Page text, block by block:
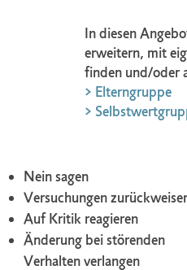
In diesen
erweitern, mit
finden und/oder
> Elterngruppe
>
Nein sagen
Versuchungen
Auf Kritik reagieren
Änderung bei störenden
Verhalten verlangen